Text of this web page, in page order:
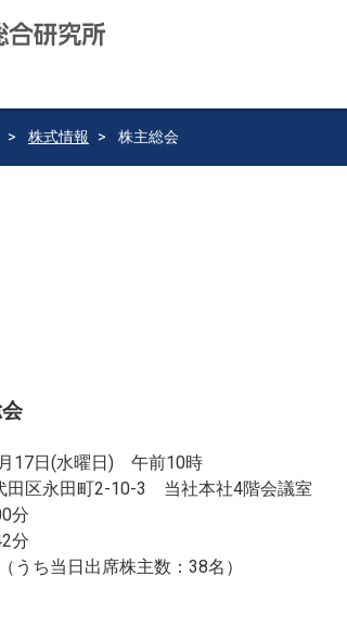
株式情報 株主総会
17日(水曜日) 午前10時
田区永田町2-10-3 当社本社4階会議室
分
分
うち当日出席株主数：38名）